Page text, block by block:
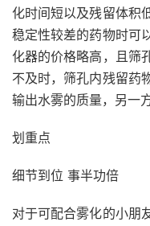
化时间短以及残留体积
稳定性较差的药物时可
化器的价格略高，且筛
不及时，筛孔内残留药
输出水雾的质量，另一
划重点
细节到位 事半功倍
对于可配合雾化的小朋